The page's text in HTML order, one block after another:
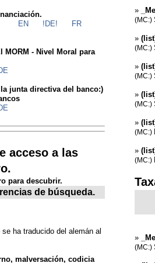
EN !DE! FR
MORM - Nivel Moral para
junta directiva del banco:)
acceso a las
para descubrir.
de búsqueda.
ha traducido del alemán al
malversación, codicia
»
(MC:)
»
(MC:)
»
(MC:)
»
(MC:)
»
(MC:)
»
(MC:)
»
(MC:)